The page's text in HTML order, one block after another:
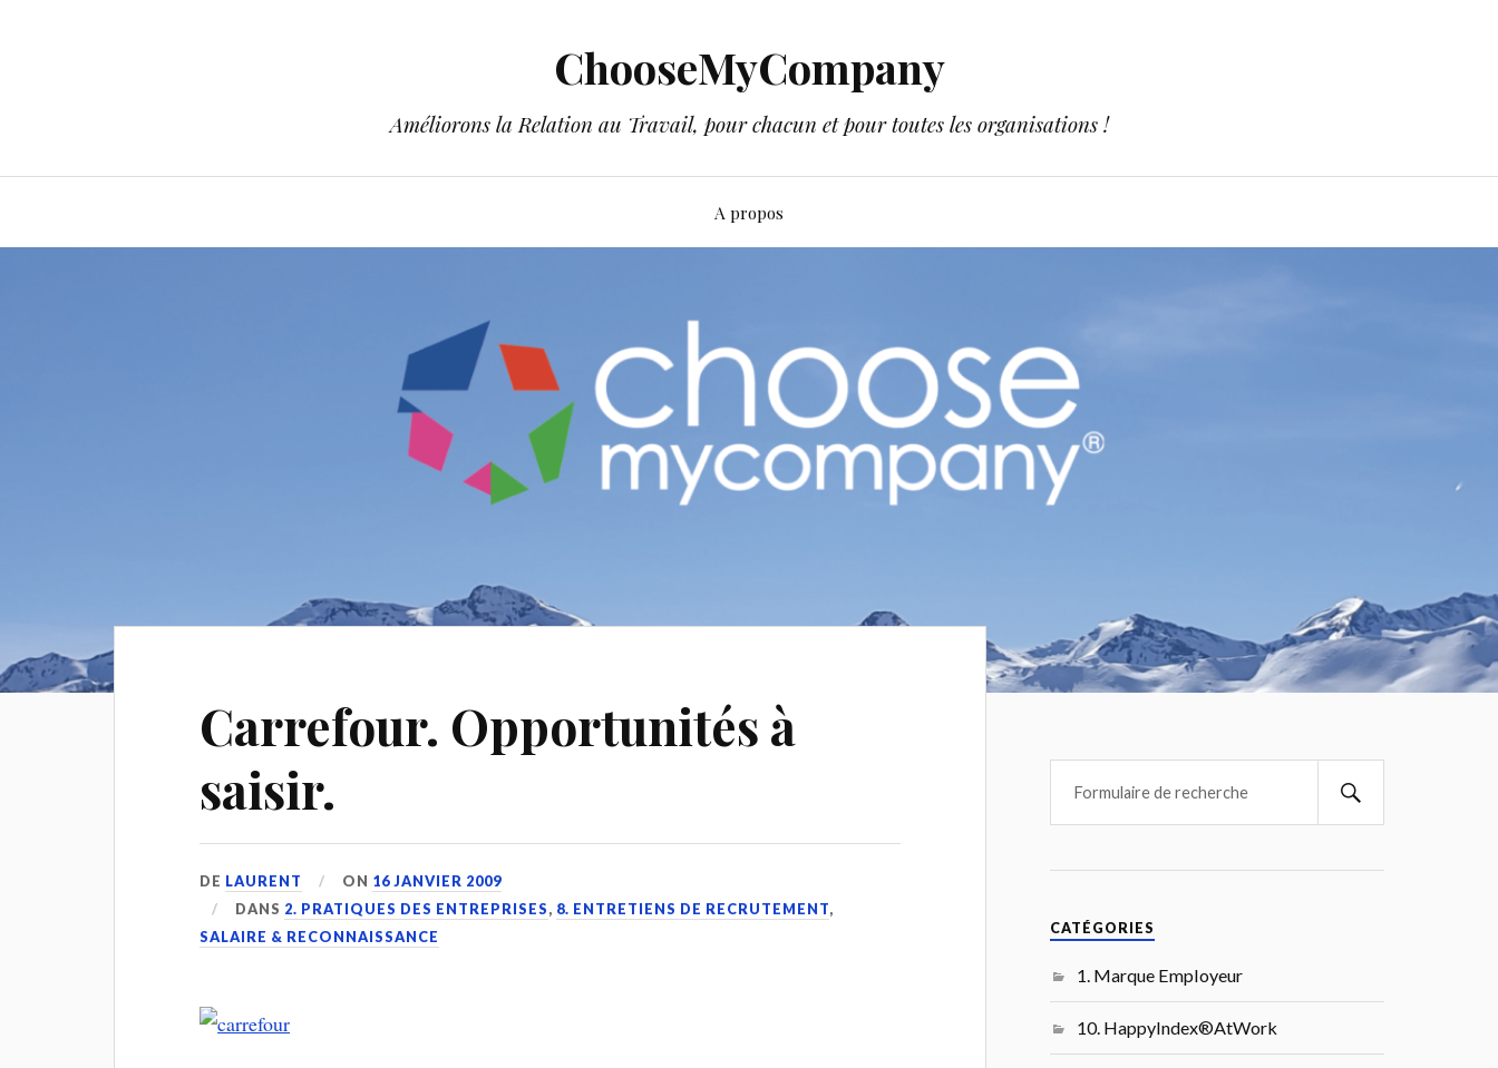
ChooseMyCompany
Améliorons la Relation au Travail, pour chacun et pour toutes les organisations !
A propos
Carrefour. Opportunités à
saisir.
DE LAURENT ON 16 JANVIER 2009
DANS 2. PRATIQUES DES ENTREPRISES, 8. ENTRETIENS DE RECRUTEMENT,
SALAIRE & RECONNAISSANCE
CATÉGORIES
1. Marque Employeur
10. HappyIndex®AtWork